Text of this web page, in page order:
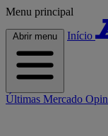
Menu principal
Abrir menu Início
Últimas Mercado